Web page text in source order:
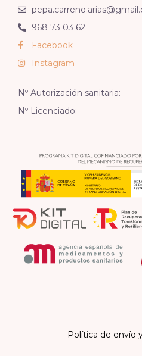
968 73 03 62
Facebook
Instagram
Nº Autorización sanitaria:
Nº Licenciado:
Política de envío